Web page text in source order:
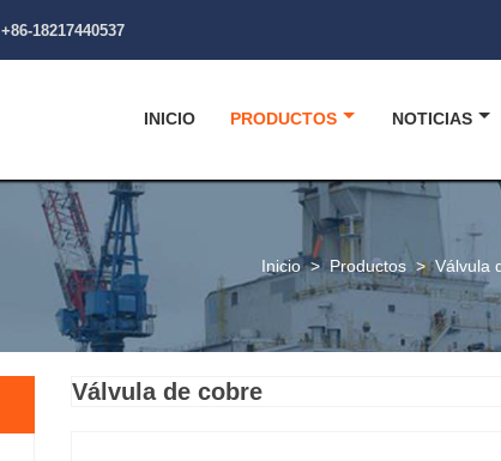
+86-18217440537
INICIO PRODUCTOS NOTICIAS
Inicio > Productos > Válvula
Válvula de cobre